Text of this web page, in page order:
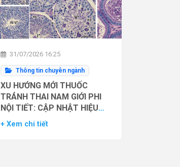
31/07/2026 16:25
Thông tin chuyên ngành
XU HƯỚNG MỚI THUỐC
TRÁNH THAI NAM GIỚI PHI
NỘI TIẾT: CẬP NHẬT HIỆU
QUẢ THỬ NGHIỆM LÂM
+ Xem chi tiết